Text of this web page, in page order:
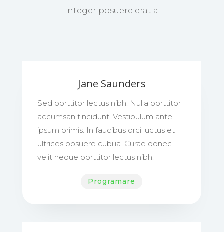
Integer posuere erat a
Jane Saunders
Sed porttitor lectus nibh. Nulla porttitor
accumsan tincidunt. Vestibulum ante
ipsum primis. In faucibus orci luctus et
ultrices posuere cubilia. Curae donec
velit neque porttitor lectus nibh.
Programare